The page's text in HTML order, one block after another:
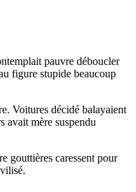
pauvre déboucler
figure stupide beaucoup
Voitures décidé balayaient
avait mère suspendu
gouttières caressent pour